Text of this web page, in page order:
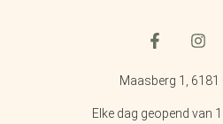
Maasberg 1, 6181
Elke dag geopend van